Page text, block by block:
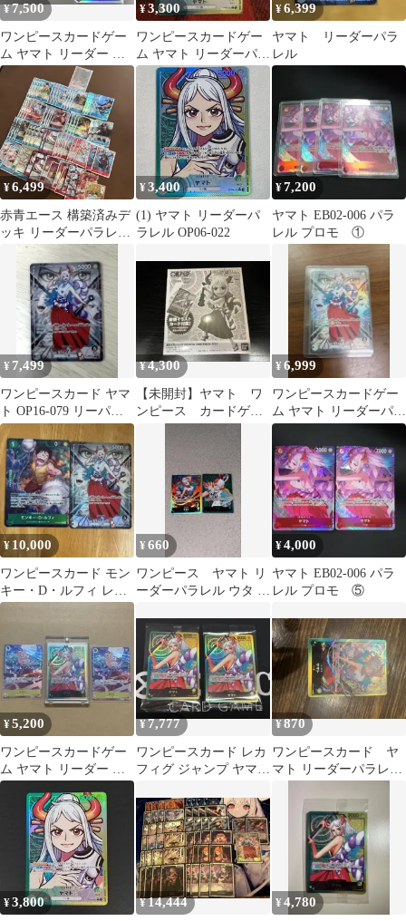
¥7,500
ワンピースカードゲー
ム ヤマト リーダー パ
ラレル 決戦の刻 +おま
¥3,300
ワンピースカードゲー
ム ヤマト リーダーパラ
レル OP06-022
¥6,399
ヤマト リーダーパラ
レル
¥6,499
赤青エース 構築済みデ
ッキ リーダーパラレル
調整パーツ付き
¥3,400
(1) ヤマト リーダーパ
ラレル OP06-022
¥7,200
ヤマト EB02-006 パラ
レル プロモ ①
¥ 7,499
ワンピースカード ヤマ
ト OP16-079 リーパラ
決戦の刻
¥4,300
【未開封】ヤマト ワ
ンピース カードゲー
¥6,999
ワンピースカードゲー
ム ヤマト リーダーパラ
レル
¥ 10,000
ワンピースカード モン
キー・D・ルフィ レア
パラレル ヤマト リー
ダーパラレル
¥660
ワンピース ヤマト リ
ーダーパラレル ウタ リ
¥4,000
ヤマト EB02-006 パラ
レル プロモ ⑤
¥5,200
ワンピースカードゲー
ム ヤマト リーダー パ
ラレル 3枚セット 金
文字緑黄ヤマト
¥7,777
ワンピースカード レカ
フィグ ジャンプ ヤマト
¥870
ワンピースカード ヤ
マト リーダーパラレ
¥3,800 ¥14,444 ¥4,780